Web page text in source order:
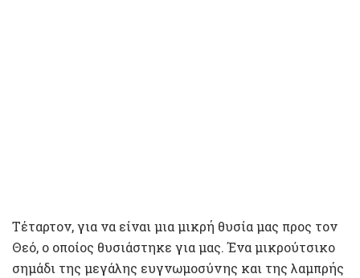
Τέταρτον, για να είναι μια μικρή θυσία μας προς τον
Θεό, ο οποίος θυσιάστηκε για μας. Ένα μικρούτσικο
σημάδι της μεγάλης ευγνωμοσύνης και της λαμπρής